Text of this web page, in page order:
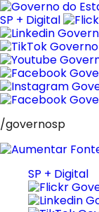
Pular
para
o
conteúdo
SP + Digital
/governosp
SP + Digital